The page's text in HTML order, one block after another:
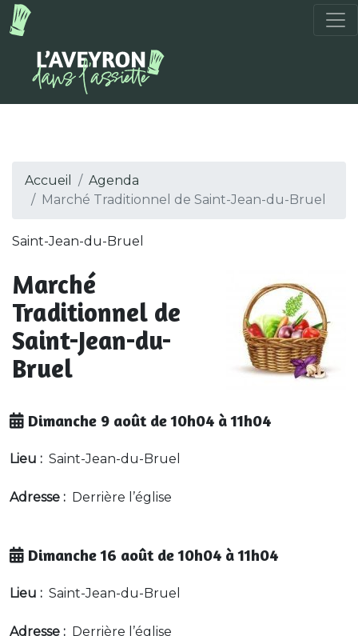
Accueil
Agenda
Marché Traditionnel de Saint-Jean-du-Bruel
Saint-Jean-du-Bruel
Marché
Traditionnel de
Saint-Jean-du-
Bruel
Dimanche 9 août de 10h04 à 11h04
Lieu : Saint-Jean-du-Bruel
Adresse : Derrière l’église
Dimanche 16 août de 10h04 à 11h04
Lieu : Saint-Jean-du-Bruel
Adresse : Derrière l’église